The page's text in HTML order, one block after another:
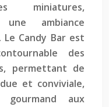
miniatures,
ambiance
Candy Bar est
des
permettant de
et conviviale,
aux